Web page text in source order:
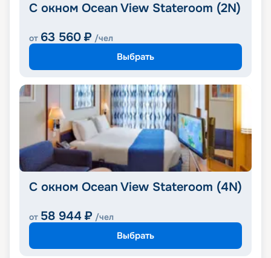
С окном Ocean View Stateroom (2N)
от 63 560 ₽ /чел
Выбрать
С окном Ocean View Stateroom (4N)
от 58 944 ₽ /чел
Выбрать